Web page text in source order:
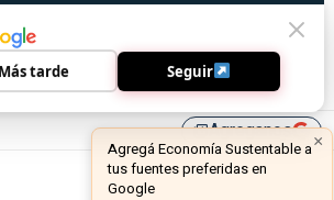
library_addAgreganos ×
Agregá Economía Sustentable a
tus fuentes preferidas en
Google
Más tarde Seguir